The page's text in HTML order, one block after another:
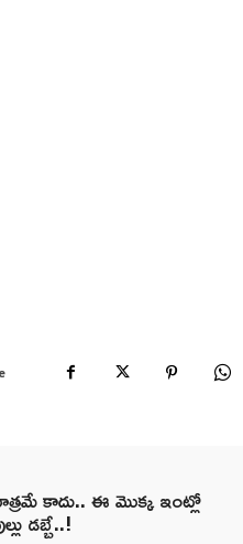
కాదు.. ఈ మొక్క ఇంట్లో
డబ్బే..!